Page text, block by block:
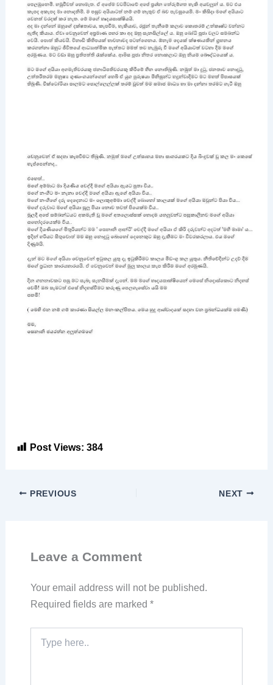
Post Views: 384
PREVIOUS NEXT
Leave a Comment
Your email address will not be published.
Required fields are marked *
here..